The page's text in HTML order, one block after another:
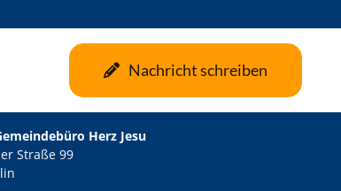
Nachricht schreiben
Herz Jesu
Straße 99